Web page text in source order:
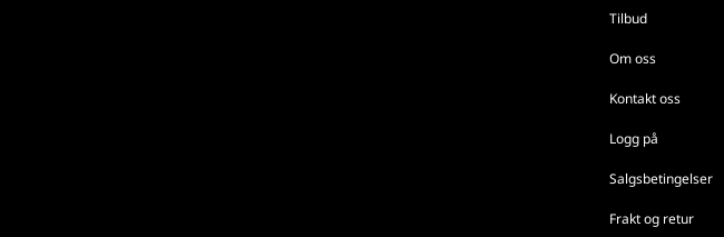
Tilbud
Om oss
Kontakt oss
Logg på
Salgsbetingelser
Frakt og retur